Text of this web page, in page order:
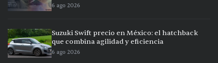
6 ago 2026
Suzuki Swift precio en México: el hatchback
que combina agilidad y eficiencia
6 ago 2026